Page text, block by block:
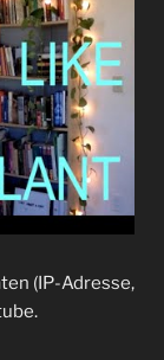
(IP-Adresse,